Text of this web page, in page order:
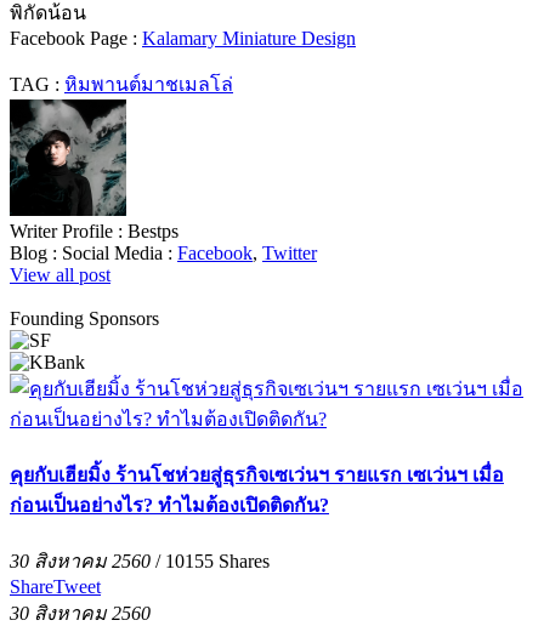
พิกัดน้อน
Facebook Page : Kalamary Miniature Design
TAG : หิมพานต์มาชเมลโล่
Writer Profile : Bestps
Blog : Social Media : Facebook, Twitter
View all post
Founding Sponsors
คุยกับเฮียมิ้ง ร้านโชห่วยสู่ธุรกิจเซเว่นฯ รายแรก เซเว่นฯ เมื่อ
ก่อนเป็นอย่างไร? ทำไมต้องเปิดติดกัน?
30 สิงหาคม 2560 / 10155 Shares
ShareTweet
30 สิงหาคม 2560